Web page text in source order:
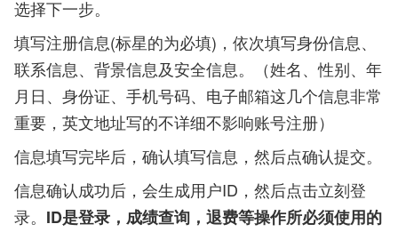
选择下一步。
填写注册信息(标星的为必填)，依次填写身份信息、
联系信息、背景信息及安全信息。（姓名、性别、年
月日、身份证、手机号码、电子邮箱这几个信息非常
重要，英文地址写的不详细不影响账号注册）
信息填写完毕后，确认填写信息，然后点确认提交。
信息确认成功后，会生成用户ID，然后点击立刻登
录。 ID是登录，成绩查询，退费等操作所必须使用的